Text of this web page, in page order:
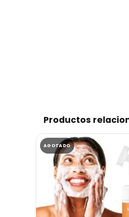
Productos
AGOTADO